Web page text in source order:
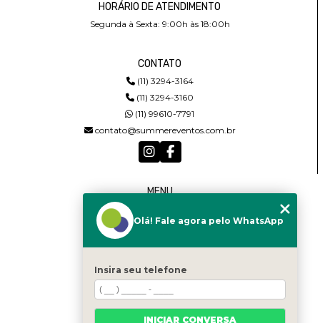
HORÁRIO DE ATENDIMENTO
Segunda à Sexta: 9:00h às 18:00h
CONTATO
(11) 3294-3164
(11) 3294-3160
(11) 99610-7791
contato@summereventos.com.br
MENU
QUEM SOMOS
CONTATO
CATEGORIAS
MAPA DO SITE
Olá! Fale agora pelo WhatsApp
Insira seu telefone
INICIAR CONVERSA